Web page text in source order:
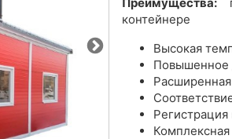
контейнере
Высокая
Повышенное
Регистрация